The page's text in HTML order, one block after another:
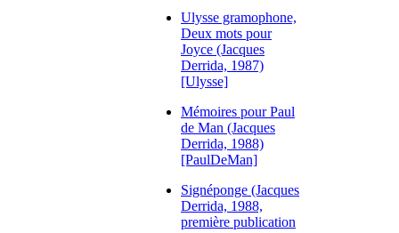
Ulysse gramophone,
Deux mots pour
Joyce (Jacques
Derrida, 1987)
[Ulysse]
Mémoires pour Paul
de Man (Jacques
Derrida, 1988)
[PaulDeMan]
Signéponge (Jacques
Derrida, 1988,
première publication